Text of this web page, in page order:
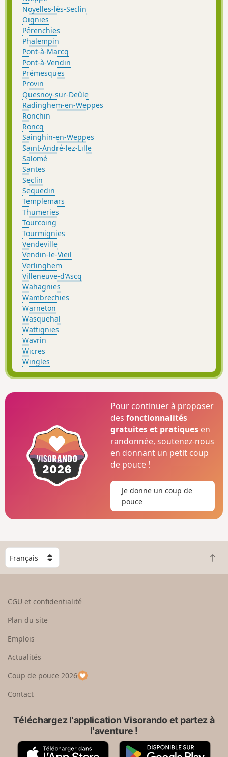
Noyelles-lès-Seclin
Oignies
Pérenchies
Phalempin
Pont-à-Marcq
Pont-à-Vendin
Prémesques
Provin
Quesnoy-sur-Deûle
Radinghem-en-Weppes
Ronchin
Roncq
Sainghin-en-Weppes
Saint-André-lez-Lille
Salomé
Santes
Seclin
Sequedin
Templemars
Thumeries
Tourcoing
Tourmignies
Vendeville
Vendin-le-Vieil
Verlinghem
Villeneuve-d'Ascq
Wahagnies
Wambrechies
Warneton
Wasquehal
Wattignies
Wavrin
Wicres
Wingles
Pour continuer à proposer
desfonctionnalités
gratuites et pratiques en
randonnée, soutenez-nous
en donnant un petit coup
de pouce !
Je donne un coup de
pouce
C
h
o
e
u
p
a
R
e
CGU et confidentialité
Plan du site
Emplois
Actualités
Coup de pouce 2026
Contact
Téléchargez l'application Visorando et partez à
l'aventure !
A
G